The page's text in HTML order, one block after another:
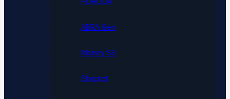
ABRA Gen
Money S3
Shoptet